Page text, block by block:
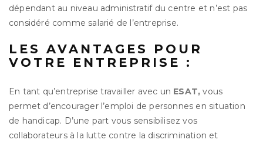
dépendant au niveau administratif du centre et n’est pas
considéré comme salarié de l’entreprise.
LES AVANTAGES POUR
VOTRE ENTREPRISE :
En tant qu’entreprise travailler avec un ESAT, vous
permet d’encourager l’emploi de personnes en situation
de handicap. D’une part vous sensibilisez vos
collaborateurs à la lutte contre la discrimination et